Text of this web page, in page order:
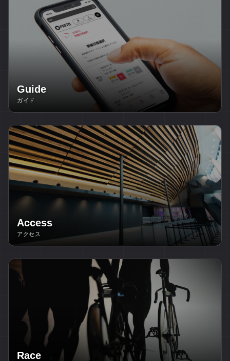
Guide
ガイド
Access
アクセス
Race